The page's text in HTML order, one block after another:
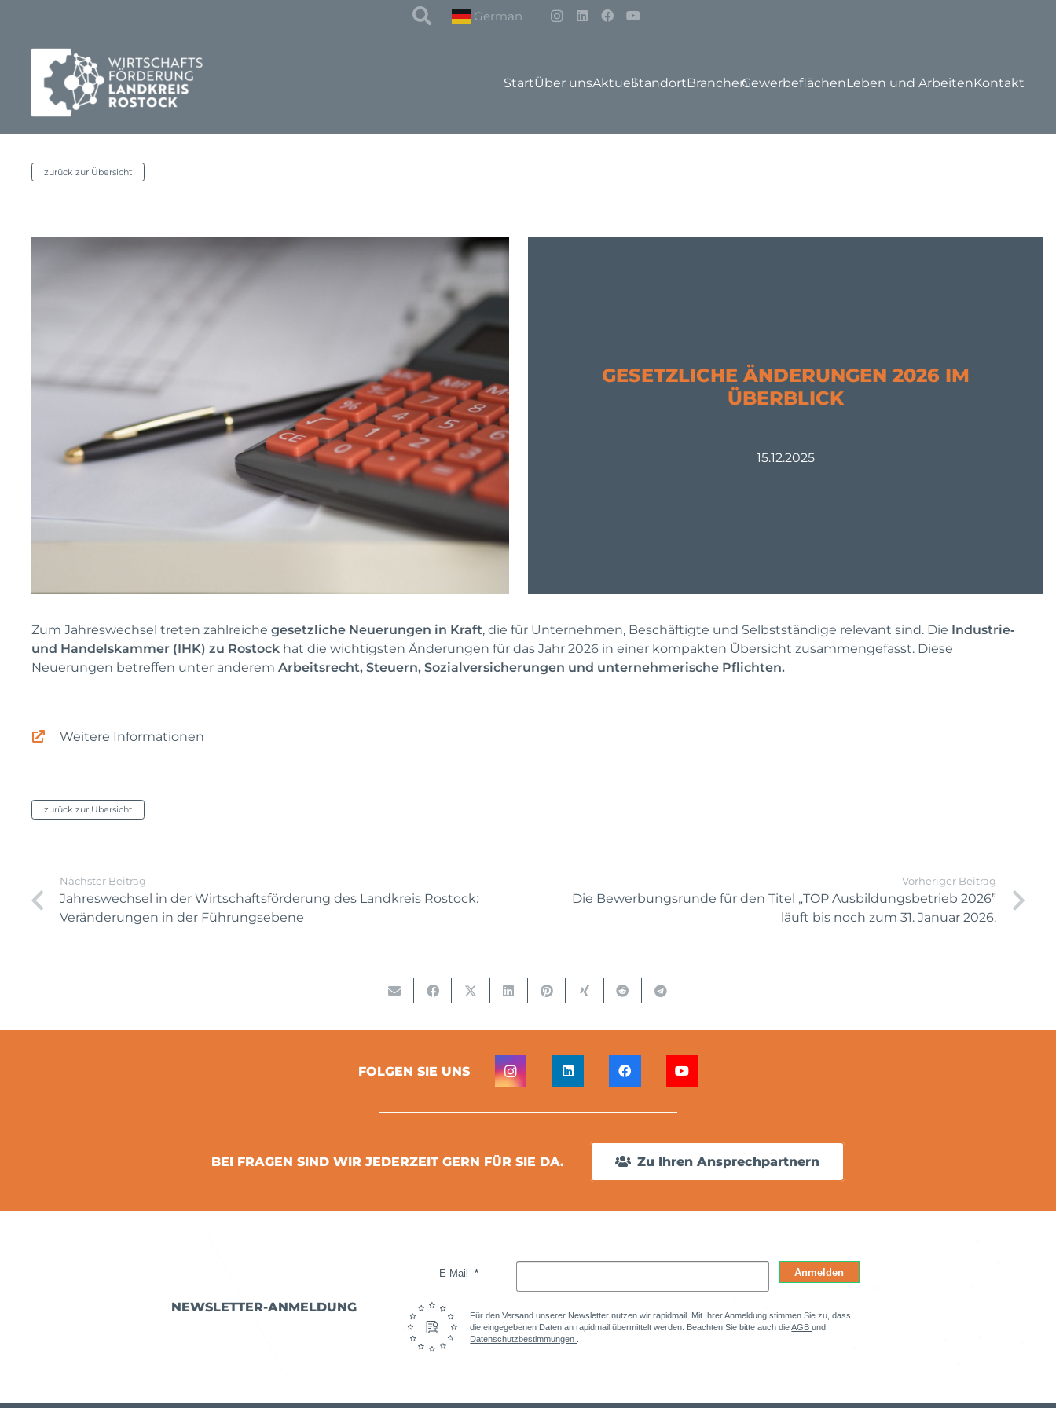
German
StartÜber unsAktuellStandortBranchenGewerbeflächenLeben und ArbeitenKontakt
zurück zur Übersicht
GESETZLICHE ÄNDERUNGEN 2026 IM
ÜBERBLICK
15.12.2025
Zum Jahreswechsel treten zahlreichegesetzliche Neuerungen in Kraft, die für Unternehmen, Beschäftigte und Selbstständige relevant sind. Die Industrie‑
und Handelskammer (IHK) zu Rostock hat die wichtigsten Änderungen für das Jahr 2026 in einer kompakten Übersicht zusammengefasst. Diese
Neuerungen betreffen unter anderemArbeitsrecht, Steuern, Sozialversicherungen und unternehmerische Pflichten.
Weitere Informationen
zurück zur Übersicht
Nächster Beitrag
Jahreswechsel in der Wirtschaftsförderung des Landkreis Rostock:
Veränderungen in der Führungsebene
Vorheriger Beitrag
Die Bewerbungsrunde für den Titel „TOP Ausbildungsbetrieb 2026”
läuft bis noch zum 31. Januar 2026.
FOLGEN SIE UNS
BEI FRAGEN SIND WIR JEDERZEIT GERN FÜR SIE DA. Zu Ihren Ansprechpartnern
NEWSLETTER-ANMELDUNG
E-Mail Anmelden
Für den Versand unserer Newsletter nutzen wir rapidmail. Mit Ihrer Anmeldung stimmen Sie zu, dass
die eingegebenen Daten an rapidmail übermittelt werden. Beachten Sie bitte auch dieAGBund
Datenschutzbestimmungen